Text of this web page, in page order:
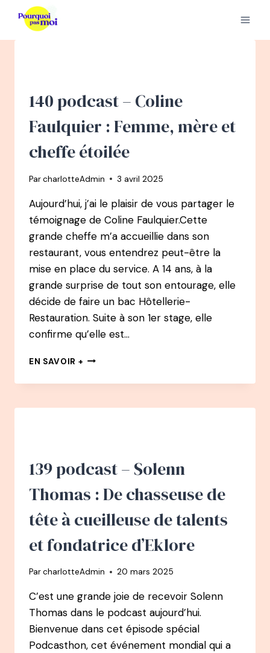
contenu
140 podcast – Coline
Faulquier : Femme, mère et
cheffe étoilée
ParcharlotteAdmin 3 avril 2025
Aujourd’hui, j’ai le plaisir de vous partager le
témoignage de Coline Faulquier.Cette
grande cheffe m’a accueillie dans son
restaurant, vous entendrez peut-être la
mise en place du service. A 14 ans, à la
grande surprise de tout son entourage, elle
décide de faire un bac Hôtellerie-
Restauration. Suite à son 1er stage, elle
confirme qu’elle est…
EN SAVOIR + 140
–
FAULQUIER
CHEFFE
139 podcast – Solenn
Thomas : De chasseuse de
tête à cueilleuse de talents
et fondatrice d’Eklore
ParcharlotteAdmin 20 mars 2025
C’est une grande joie de recevoir Solenn
Thomas dans le podcast aujourd’hui.
Bienvenue dans cet épisode spécial
Podcasthon, cet événement mondial qui a